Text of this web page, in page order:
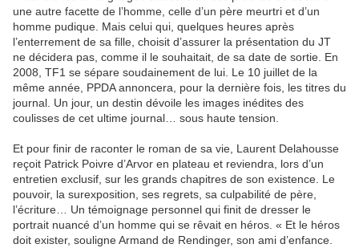
une autre facette de l’homme, celle d’un père meurtri et d’un
homme pudique. Mais celui qui, quelques heures après
l’enterrement de sa fille, choisit d’assurer la présentation du JT
ne décidera pas, comme il le souhaitait, de sa date de sortie. En
2008, TF1 se sépare soudainement de lui. Le 10 juillet de la
même année, PPDA annoncera, pour la dernière fois, les titres du
journal. Un jour, un destin dévoile les images inédites des
coulisses de cet ultime journal… sous haute tension.
Et pour finir de raconter le roman de sa vie, Laurent Delahousse
reçoit Patrick Poivre d’Arvor en plateau et reviendra, lors d’un
entretien exclusif, sur les grands chapitres de son existence. Le
pouvoir, la surexposition, ses regrets, sa culpabilité de père,
l’écriture… Un témoignage personnel qui finit de dresser le
portrait nuancé d’un homme qui se rêvait en héros. « Et le héros
doit exister, souligne Armand de Rendinger, son ami d’enfance.